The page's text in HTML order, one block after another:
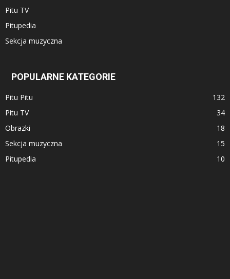
Pitu TV
Pitupedia
Sekcja muzyczna
POPULARNE KATEGORIE
Pitu Pitu
132
Pitu TV
34
Obrazki
18
Sekcja muzyczna
15
Pitupedia
10